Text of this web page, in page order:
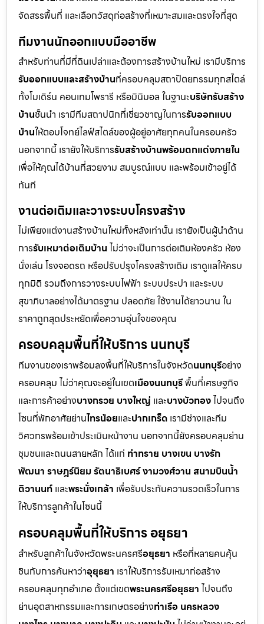
จัดสรรพื้นที่ และเลือกวัสดุก่อสร้างที่เหมาะสมและตรงใจที่สุด
ทีมงานนักออกแบบมืออาชีพ
สำหรับท่านที่มีที่ดินเปล่าและต้องการสร้างบ้านใหม่ เรามีบริการ
รับออกแบบและสร้างบ้านที่ครอบคลุมสถาปัตยกรรมทุกสไตล์
ทั้งโมเดิร์น คอนเทมโพรารี หรือมินิมอล ในฐานะบริษัทรับสร้าง
บ้านชั้นนำ เรามีทีมสถาปนิกที่เชี่ยวชาญในการรับออกแบบ
บ้านให้ตอบโจทย์ไลฟ์สไตล์ของผู้อยู่อาศัยทุกคนในครอบครัว
นอกจากนี้ เรายังให้บริการรับสร้างบ้านพร้อมตกแต่งภายใน
เพื่อให้คุณได้บ้านที่สวยงาม สมบูรณ์แบบ และพร้อมเข้าอยู่ได้
ทันที
งานต่อเติมและวางระบบโครงสร้าง
ไม่เพียงแต่งานสร้างบ้านใหม่ทั้งหลังเท่านั้น เรายังเป็นผู้นำด้าน
การรับเหมาต่อเติมบ้าน ไม่ว่าจะเป็นการต่อเติมห้องครัว ห้อง
นั่งเล่น โรงจอดรถ หรือปรับปรุงโครงสร้างเดิม เราดูแลให้ครบ
ทุกมิติ รวมถึงการวางระบบไฟฟ้า ระบบประปา และระบบ
สุขาภิบาลอย่างได้มาตรฐาน ปลอดภัย ใช้งานได้ยาวนาน ใน
ราคาถูกสุดประหยัดเพื่อความอุ่นใจของคุณ
ครอบคลุมพื้นที่ให้บริการ นนทบุรี
ทีมงานของเราพร้อมลงพื้นที่ให้บริการในจังหวัดนนทบุรีอย่าง
ครอบคลุม ไม่ว่าคุณจะอยู่ในเขตเมืองนนทบุรีพื้นที่เศรษฐกิจ
และการค้าอย่างบางกรวย บางใหญ่ และบางบัวทองไปจนถึง
โซนที่พักอาศัยย่านไทรน้อยและปากเกร็ด เรามีช่างและทีม
วิศวกรพร้อมเข้าประเมินหน้างาน นอกจากนี้ยังครอบคลุมย่าน
ชุมชนและถนนสายหลัก ได้แก่ ท่าทราย บางเขน บางรัก
พัฒนา ราษฎร์นิยม รัตนาธิเบศร์ งามวงศ์วาน สนามบินน้ำ
ติวานนท์ และพระนั่งเกล้า เพื่อรับประกันความรวดเร็วในการ
ให้บริการลูกค้าในโซนนี้
ครอบคลุมพื้นที่ให้บริการ อยุธยา
สำหรับลูกค้าในจังหวัดพระนครศรีอยุธยา หรือที่หลายคนคุ้น
ชินกับการค้นหาว่าอุยุธยา เราให้บริการรับเหมาก่อสร้าง
ครอบคลุมทุกอำเภอ ตั้งแต่เขตพระนครศรีอยุธยา ไปจนถึง
ย่านอุตสาหกรรมและการเกษตรอย่างท่าเรือ นครหลวง